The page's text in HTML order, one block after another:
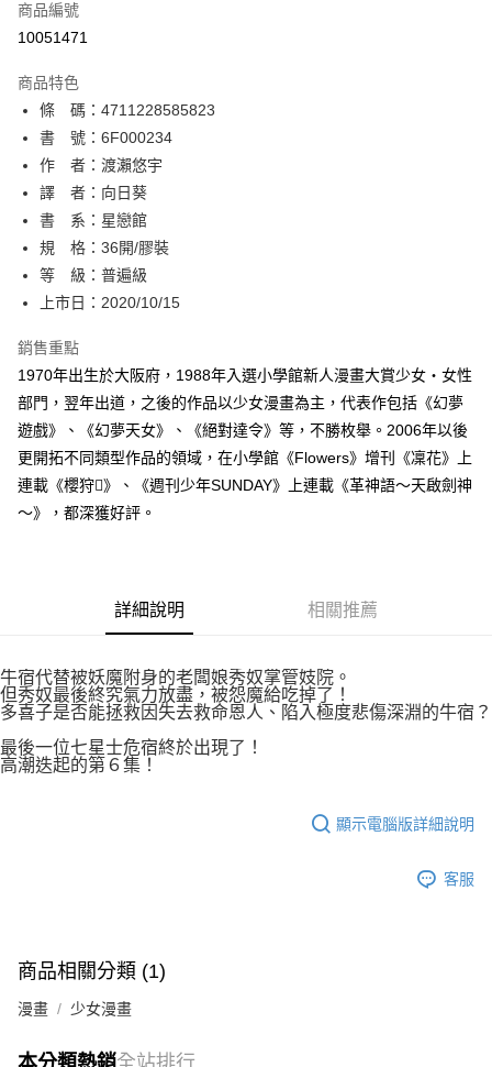
超商取貨付款
相關說明
【關於「AFTEE先享後付」】
AFTEE先享後付是「在收到商品之後才付款」的支付方式。 讓您購物簡單
便利好安心！
１．簡單：不需註冊會員、不需綁卡、不需儲值。
２．便利：只要手機號碼，簡訊認證，即可結帳。
３．安心：先確認商品／服務後，再付款。
【「AFTEE先享後付」結帳流程】
１．於結帳方式選擇「AFTEE先享後付」後，將跳轉至「AFTEE先享後付」
結帳頁面，進行簡訊認證並確認金額後，即可完成結帳。
２．訂單成立數日內，您將收到繳費通知簡訊。
ATM／網路銀行／等多元方式進行付款，方視為交易完成。
※ 請注意：結帳手續完成當下不需立刻繳費，但若您需要取消訂單，請聯絡
購買商品的店家。未經商家同意取消之訂單仍視為有效，需透過AFTEE先享
後付繳納相關費用。
※ 交易是否成功請以「AFTEE先享後付 」之結帳頁面顯示為準，若有關於
是否繳費成功／繳費後需取消欲退款等相關疑問，請聯繫「AFTEE先享後付
【注意事項】
https://aftee.tw/terms/#terms3
３．未成年的使用者請事先徵得法定代理人或監護人之同意方可使用
任。
４．使用「AFTEE先享後付」時，將依據個別帳號之用戶狀況，依本公司即
時審查核予不同之上限額度；若仍有額度不足之情形，本公司將視審查結果
５．嚴禁一人註冊多個帳號或使用他人資訊註冊。若發現惡意使用之情形，
恩沛科技股份有限公司將有權停止該用戶之使用額度並採取法律行動。
ATM付款
運送方式
全家取貨付款
每筆NT$80，滿NT$500(含以上)免運費
付款後全家取貨
每筆NT$80，滿NT$500(含以上)免運費
付款後萊爾富取貨
每筆NT$80，滿NT$500(含以上)免運費
7-11取貨付款
每筆NT$80，滿NT$500(含以上)免運費
每筆NT$100，滿NT$800(含以上)免運費
國家/地區配送 查看運費
商品編號
10051471
商品特色
條 碼：4711228585823
書 號：6F000234
作 者：渡瀨悠宇
譯 者：向日葵
書 系：星戀館
規 格：36開/膠裝
等 級：普遍級
上市日：2020/10/15
銷售重點
1970年出生於大阪府，1988年入選小學館新人漫畫大賞少女‧女性
部門，翌年出道，之後的作品以少女漫畫為主，代表作包括《幻夢
遊戲》、《幻夢天女》、《絕對達令》等，不勝枚舉。2006年以後
更開拓不同類型作品的領域，在小學館《Flowers》增刊《凜花》上
連載《櫻狩》、《週刊少年SUNDAY》上連載《革神語～天啟劍神
～》，都深獲好評。
詳細說明 相關推薦
牛宿代替被妖魔附身的老闆娘秀奴掌管妓院。
但秀奴最後終究氣力放盡，被怨魔給吃掉了！
多喜子是否能拯救因失去救命恩人、陷入極度悲傷深淵的牛宿？
最後一位七星士危宿終於出現了！
高潮迭起的第６集！
顯示電腦版詳細說明
客服
商品相關分類 (1)
漫畫 少女漫畫
本分類熱銷全站排行